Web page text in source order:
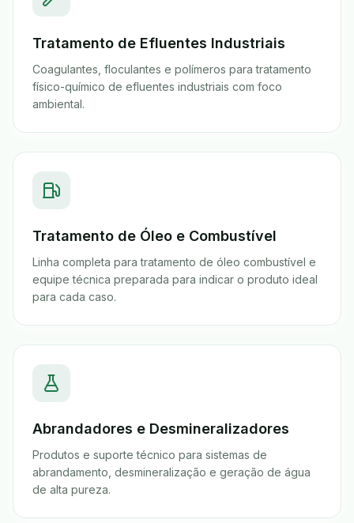
Tratamento de Efluentes Industriais
Coagulantes, floculantes e polímeros para tratamento
físico-químico de efluentes industriais com foco
ambiental.
Tratamento de Óleo e Combustível
Linha completa para tratamento de óleo combustível e
equipe técnica preparada para indicar o produto ideal
para cada caso.
Abrandadores e Desmineralizadores
Produtos e suporte técnico para sistemas de
abrandamento, desmineralização e geração de água
de alta pureza.